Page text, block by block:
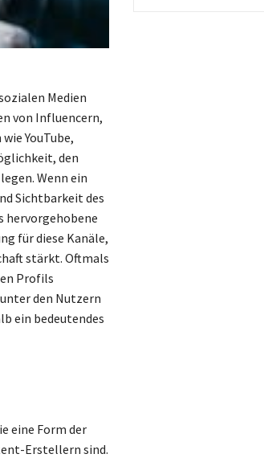
Medien
von Influencern,
YouTube,
den
Wenn ein
Sichtbarkeit des
hervorgehobene
für diese Kanäle,
stärkt. Oftmals
Profils
den Nutzern
ein bedeutendes
eine Form der
Erstellern sind.